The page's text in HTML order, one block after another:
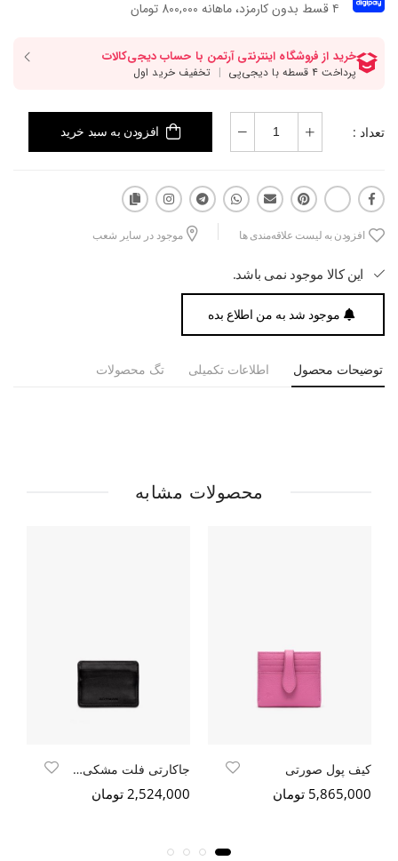
۴ قسط بدون کارمزد، ماهانه 800,000 تومان
تعداد : افزودن به سبد خرید
افزودن به لیست علاقه‌مندی ها موجود در سایر شعب
این کالا موجود نمی باشد.
موجود شد به من اطلاع بده
توضیحات محصول اطلاعات تکمیلی تگ محصولات
محصولات مشابه
کیف پول صورتی
5,865,000 تومان
جاکارتی فلت مشکی سافتی
2,524,000 تومان